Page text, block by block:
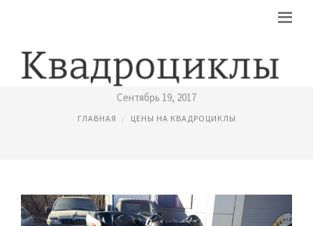
CF MOTO X8 ЦЕНА
Сентябрь 19, 2017
ГЛАВНАЯ ЦЕНЫ НА КВАДРОЦИКЛЫ